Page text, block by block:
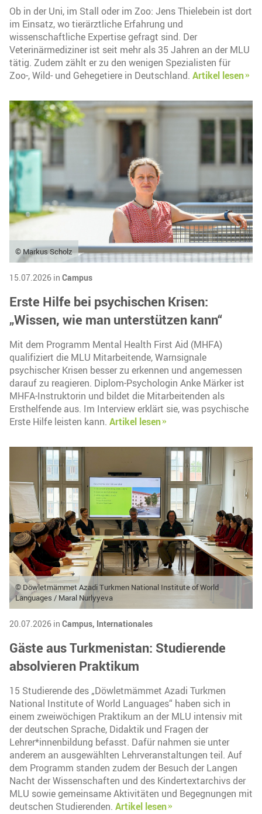
Ob in der Uni, im Stall oder im Zoo: Jens Thielebein ist dort
im Einsatz, wo tierärztliche Erfahrung und
wissenschaftliche Expertise gefragt sind. Der
Veterinärmediziner ist seit mehr als 35 Jahren an der MLU
tätig. Zudem zählt er zu den wenigen Spezialisten für
Zoo-, Wild- und Gehegetiere in Deutschland. Artikel lesen
© Markus Scholz
15.07.2026 in Campus
Erste Hilfe bei psychischen Krisen:
„Wissen, wie man unterstützen kann“
Mit dem Programm Mental Health First Aid (MHFA)
qualifiziert die MLU Mitarbeitende, Warnsignale
psychischer Krisen besser zu erkennen und angemessen
darauf zu reagieren. Diplom-Psychologin Anke Märker ist
MHFA-Instruktorin und bildet die Mitarbeitenden als
Ersthelfende aus. Im Interview erklärt sie, was psychische
Erste Hilfe leisten kann. Artikel lesen
© Döwletmämmet Azadi Turkmen National Institute of World
Languages / Maral Nurlyyeva
20.07.2026 in Campus, Internationales
Gäste aus Turkmenistan: Studierende
absolvieren Praktikum
15 Studierende des „Döwletmämmet Azadi Turkmen
National Institute of World Languages“ haben sich in
einem zweiwöchigen Praktikum an der MLU intensiv mit
der deutschen Sprache, Didaktik und Fragen der
Lehrer*innenbildung befasst. Dafür nahmen sie unter
anderem an ausgewählten Lehrveranstaltungen teil. Auf
dem Programm standen zudem der Besuch der Langen
Nacht der Wissenschaften und des Kindertextarchivs der
MLU sowie gemeinsame Aktivitäten und Begegnungen mit
deutschen Studierenden. Artikel lesen